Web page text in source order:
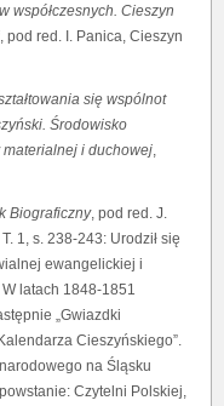
współczesnych. Cieszyn
, pod red. I. Panica, Cieszyn
się wspólnot
Środowisko
i duchowej,
Biograficzny, pod red. J.
1, s. 238-243: Urodził się
ewangelickiej i
latach 1848-1851
„Gwiazdki
Cieszyńskiego”.
na Śląsku
Czytelni Polskiej,